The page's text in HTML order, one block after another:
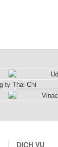
DỊCH VỤ